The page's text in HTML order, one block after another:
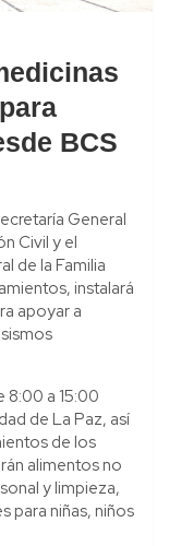
BCS
General
Civil y el
de la Familia
instalará
apoyar a
8:00 a 15:00
de La Paz, así
de los
alimentos no
y limpieza,
para niñas, niños